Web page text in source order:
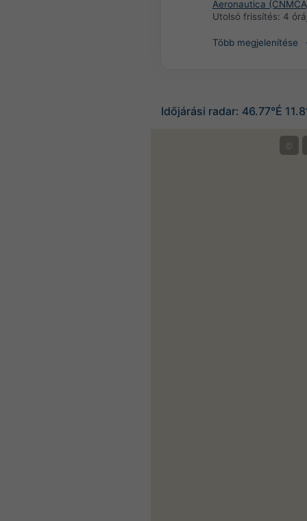
Aeronautica
Utolsó frissítés: 4
Több megjelenítése
Időjárási radar: 46.77°É
©